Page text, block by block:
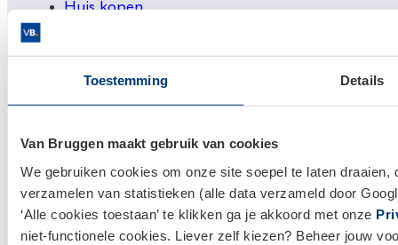
Toestemming Details
Van Bruggen maakt gebruik van cookies
We gebruiken cookies om onze site soepel te laten
verzamelen van statistieken (alle data verzameld door
‘Alle cookies toestaan’ te klikken ga je akkoord met onze
niet-functionele cookies. Liever zelf kiezen? Beheer jouw
Huis kopen
Klantenservice en contact
contact met ons op.
0800 1600